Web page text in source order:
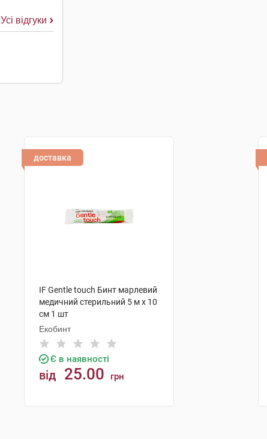
Усі відгуки
доставка
IF Gentle touch Бинт марлевий
медичний стерильний 5 м х 10
см 1 шт
Екобинт
Є в наявності
від 25.00 грн